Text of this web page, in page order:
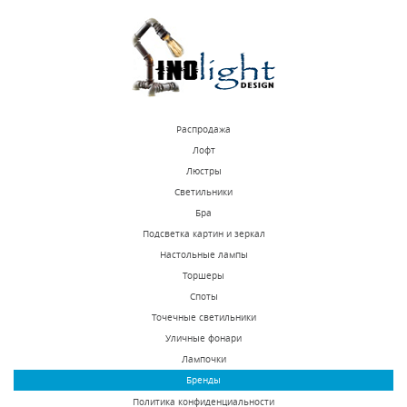
Распродажа
Лофт
Люстры
Светильники
Бра
Подсветка картин и зеркал
Настольные лампы
Торшеры
Споты
Точечные светильники
Уличные фонари
Лампочки
Бренды
Политика конфиденциальности